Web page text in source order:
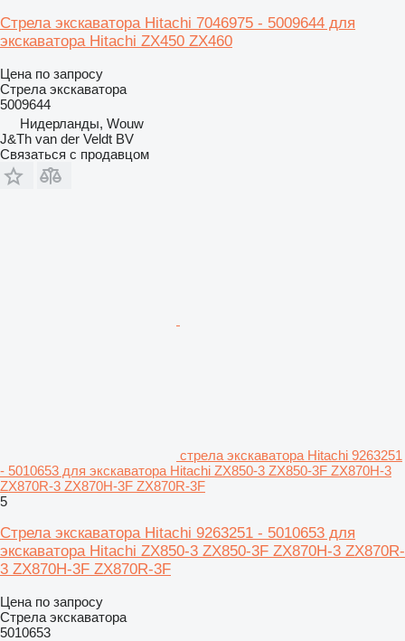
Стрела экскаватора Hitachi 7046975 - 5009644 для
экскаватора Hitachi ZX450 ZX460
Цена по запросу
Стрела экскаватора
5009644
Нидерланды, Wouw
J&Th van der Veldt BV
Связаться с продавцом
стрела экскаватора Hitachi 9263251
- 5010653 для экскаватора Hitachi ZX850-3 ZX850-3F ZX870H-3
ZX870R-3 ZX870H-3F ZX870R-3F
5
Стрела экскаватора Hitachi 9263251 - 5010653 для
экскаватора Hitachi ZX850-3 ZX850-3F ZX870H-3 ZX870R-
3 ZX870H-3F ZX870R-3F
Цена по запросу
Стрела экскаватора
5010653